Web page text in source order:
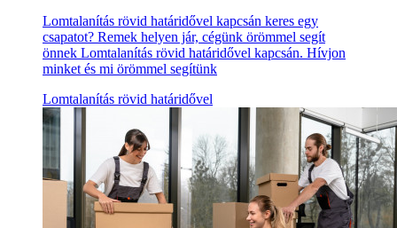
Lomtalanítás rövid határidővel kapcsán keres egy
csapatot? Remek helyen jár, cégünk örömmel segít
önnek Lomtalanítás rövid határidővel kapcsán. Hívjon
minket és mi örömmel segítünk
Lomtalanítás rövid határidővel